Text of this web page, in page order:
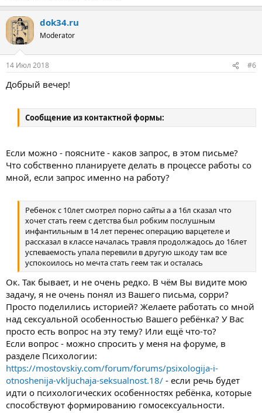
dok34.ru
Moderator
14 Июл 2018 #6
Добрый вечер!
Сообщение из контактной формы:
Если можно - поясните - каков запрос, в этом письме?
Что собственно планируете делать в процессе работы со
мной, если запрос именно на работу?
Ребенок с 10лет смотрел порно сайты а а 16л сказал что
хочет стать геем с детства был робким послушным
инфантильным в 14 лет перенес операцию варцетеле и
рассказал в классе началась травля продолжадось до 16лет
успеваемость упала перевили в другую шкоду там все
успокоилось но мечта стать геем так и осталась
Ок. Так бывает, и не очень редко. В чём Вы видите мою
задачу, я не очень понял из Вашего письма, сорри?
Просто поделились историей? Желаете работать со мной
над сексуальной особенностью Вашего ребёнка? У Вас
просто есть вопрос на эту тему? Или ещё что-то?
Если вопрос - можно спросить у меня на форуме, в
разделе Психологии:
https://mostovskiy.com/forum/forums/psixologija-i-
otnoshenija-vkljuchaja-seksualnost.18/ - если речь будет
идти о психологических особенностях ребёнка, которые
способствуют формированию гомосексуальности.